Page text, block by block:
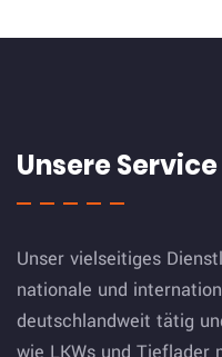
Unsere Service
Unser vielseitiges
nationale und
deutschlandweit tätig